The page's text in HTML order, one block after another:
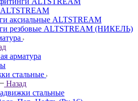
аксиальные ALTSTREAM
резбовые ALTSTREAM (НИКЕЛЬ)
арматура
стальные
Назад
стальные